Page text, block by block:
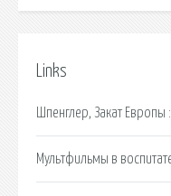
Links
Шпенглер, Закат
Мультфильмы в